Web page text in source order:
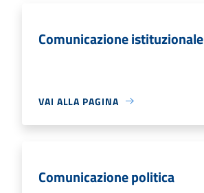
Comunicazione istituzionale
VAI ALLA PAGINA
Comunicazione politica